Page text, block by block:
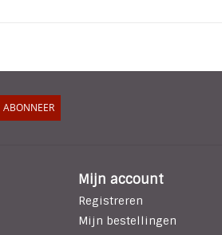
ABONNEER
Mijn account
Registreren
Mijn bestellingen